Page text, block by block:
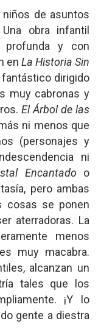
de asuntos
obra infantil
profunda y con
enLa Historia Sin
dirigido
muy cabronas y
El Árbol de las
ni menos que
(personajes y
ni
Encantadoo
pero ambas
cosas se ponen
aterradoras. La
menos
muy macabra.
alcanzan un
tales que los
¡Y lo
gente a diestra